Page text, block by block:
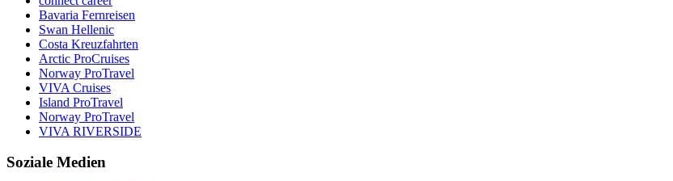
Bavaria Fernreisen
Swan Hellenic
Costa Kreuzfahrten
Arctic ProCruises
Norway ProTravel
VIVA Cruises
Island ProTravel
Norway ProTravel
VIVA RIVERSIDE
Soziale Medien